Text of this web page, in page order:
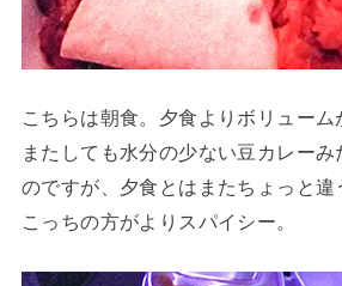
こちらは朝食。夕食よりボリューム
またしても水分の少ない豆カレー
のですが、夕食とはまたちょっと違
こっちの方がよりスパイシー。